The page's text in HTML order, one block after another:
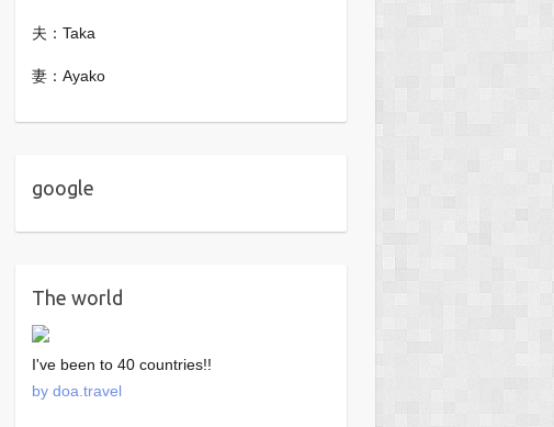
夫：Taka
妻：Ayako
google
The world
I've been to 40 countries!!
by doa.travel